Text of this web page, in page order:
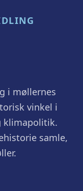
i møllernes
vinkel i
klimapolitik.
samle,